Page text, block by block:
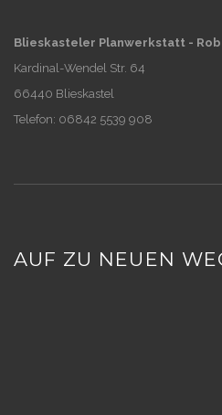
Blieskasteler Planwerkstatt -
Kardinal-Wendel Str. 64
66440 Blieskastel
Telefon: 06842 5539 908
AUF ZU NEUEN